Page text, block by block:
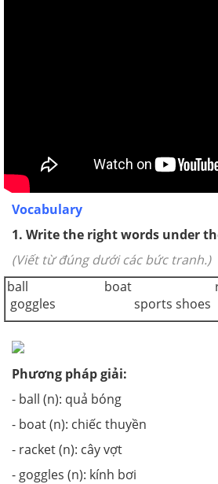
Vocabulary
1. Write the right words under
(Viết từ đúng dưới các bức tranh.)
ball boat
goggles sports shoes
Phương pháp giải:
- ball (n): quả bóng
- boat (n): chiếc thuyền
- racket (n): cây vợt
- goggles (n): kính bơi